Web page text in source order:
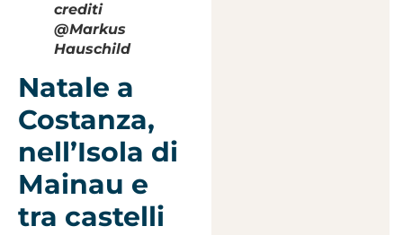
crediti
@Markus
Hauschild
Natale a
Costanza,
nell’Isola di
Mainau e
tra castelli